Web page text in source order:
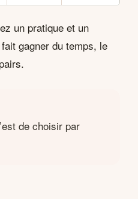
un pratique et un
gagner du temps, le
de choisir par